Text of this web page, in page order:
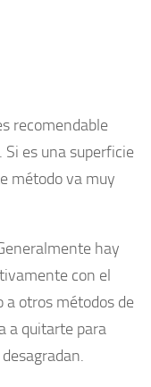
recomendable
es una superficie
método va muy
hay
con el
a otros métodos de
a quitarte para